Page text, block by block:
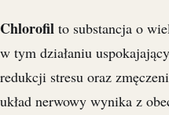
Chlorofil to substancja o
w tym działaniu
redukcji stresu oraz
układ nerwowy wynika z